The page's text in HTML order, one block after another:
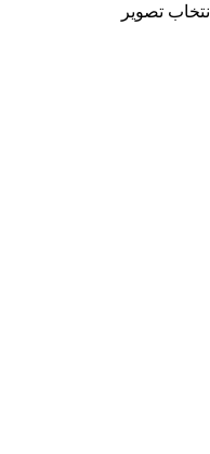
انتخاب تصویر